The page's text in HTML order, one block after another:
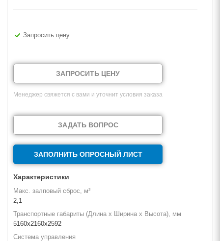
Запросить цену
ЗАПРОСИТЬ ЦЕНУ
Менеджер свяжется с вами и уточнит условия заказа
ЗАДАТЬ ВОПРОС
ЗАПОЛНИТЬ ОПРОСНЫЙ ЛИСТ
Характеристики
Макс. залповый сброс, м³
2,1
Транспортные габариты (Длина х Ширина х Высота), мм
5160х2160х2592
Система управления